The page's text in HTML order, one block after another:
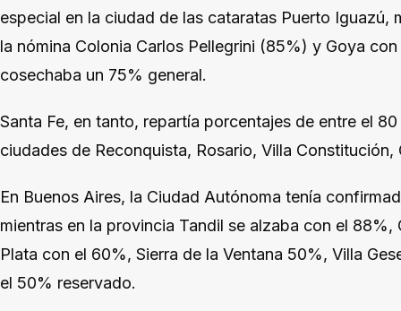
especial en la ciudad de las cataratas Puerto Iguazú,
la nómina Colonia Carlos Pellegrini (85%) y Goya
cosechaba un 75% general.
Santa Fe, en tanto, repartía porcentajes de entre el
ciudades de Reconquista, Rosario, Villa Constitución,
En Buenos Aires, la Ciudad Autónoma tenía
mientras en la provincia Tandil se alzaba con el
Plata con el 60%, Sierra de la Ventana 50%, Villa
el 50% reservado.